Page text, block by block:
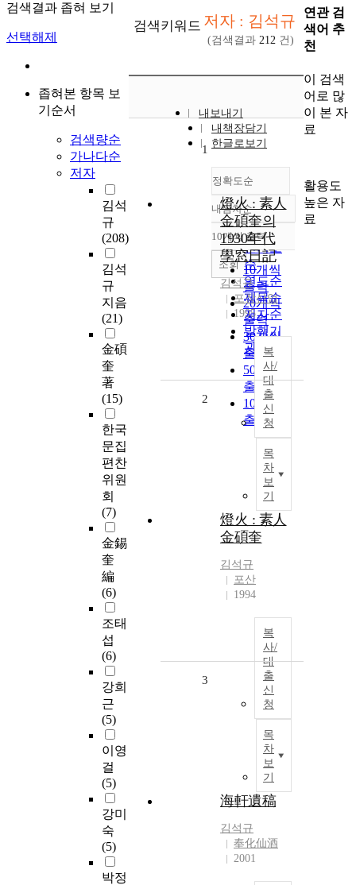
검색결과 좁혀 보기
선택해제
좁혀본 항목 보
기순서
검색량순
가나다순
저자
김석
규
(208)
김석
규
지음
(21)
金碩
奎
著
(15)
한국
문집
편찬
위원
회
(7)
金錫
奎
編
(6)
조태
섭
(6)
강희
근
(5)
이영
걸
(5)
강미
숙
(5)
박정
검색키워드 저자 : 김석규
(검색결과 212 건)
내보내기
내책장담기
한글로보기
정확도순
정확도
순
인기도
순
연도순
제목순
저자순
발행기
관순
내림차순
내림차순
10개씩 출력
10개씩
출력
20개씩
출력
30개씩
출력
50개씩
출력
100개씩
출력
조회
1
燈火 : 素人
金碩奎의
1930年代
學窓日記
김석규
포장산업
1995
복
사/
대
출
신
청
목
차
보
기
2
燈火 : 素人
金碩奎
김석규
포산
1994
복
사/
대
출
신
청
목
차
보
기
3
海軒遺稿
김석규
奉化仙酒
2001
연관 검
색어 추
천
이 검색
어로 많
이 본 자
료
활용도
높은 자
료